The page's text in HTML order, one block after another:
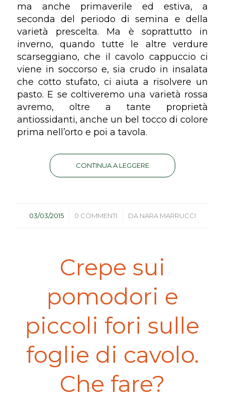
ma anche primaverile ed estiva, a
seconda del periodo di semina e della
varietà prescelta. Ma è soprattutto in
inverno, quando tutte le altre verdure
scarseggiano, che il cavolo cappuccio ci
viene in soccorso e, sia crudo in insalata
che cotto stufato, ci aiuta a risolvere un
pasto. E se coltiveremo una varietà rossa
avremo, oltre a tante proprietà
antiossidanti, anche un bel tocco di colore
prima nell’orto e poi a tavola.
CONTINUA A LEGGERE
03/03/2015
/ 0 COMMENTI
/ DA NARA MARRUCCI
Crepe sui
pomodori e
piccoli fori sulle
foglie di cavolo.
Che fare?